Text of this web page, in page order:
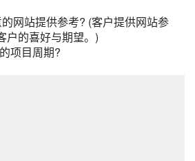
网站提供参考? (客户提供网站参
户的喜好与期望。)
项目周期?